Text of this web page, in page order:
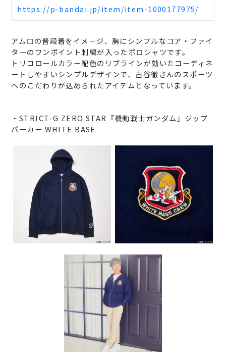
https://p-bandai.jp/item/item-1000177975/
アムロの普段着をイメージ、胸にシンプルなコア・ファイ
ターのワンポイント刺繍が入ったポロシャツです。
トリコロールカラー配色のリブラインが効いたコーディネ
ートしやすいシンプルデザインで、古谷徹さんのスポーツ
へのこだわりが込められたアイテムとなっています。
・STRICT-G ZERO STAR『機動戦士ガンダム』ジップ
パーカー WHITE BASE